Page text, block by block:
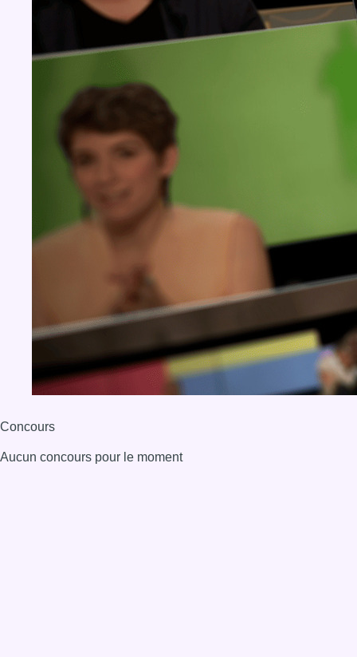
Concours
Aucun concours pour le moment